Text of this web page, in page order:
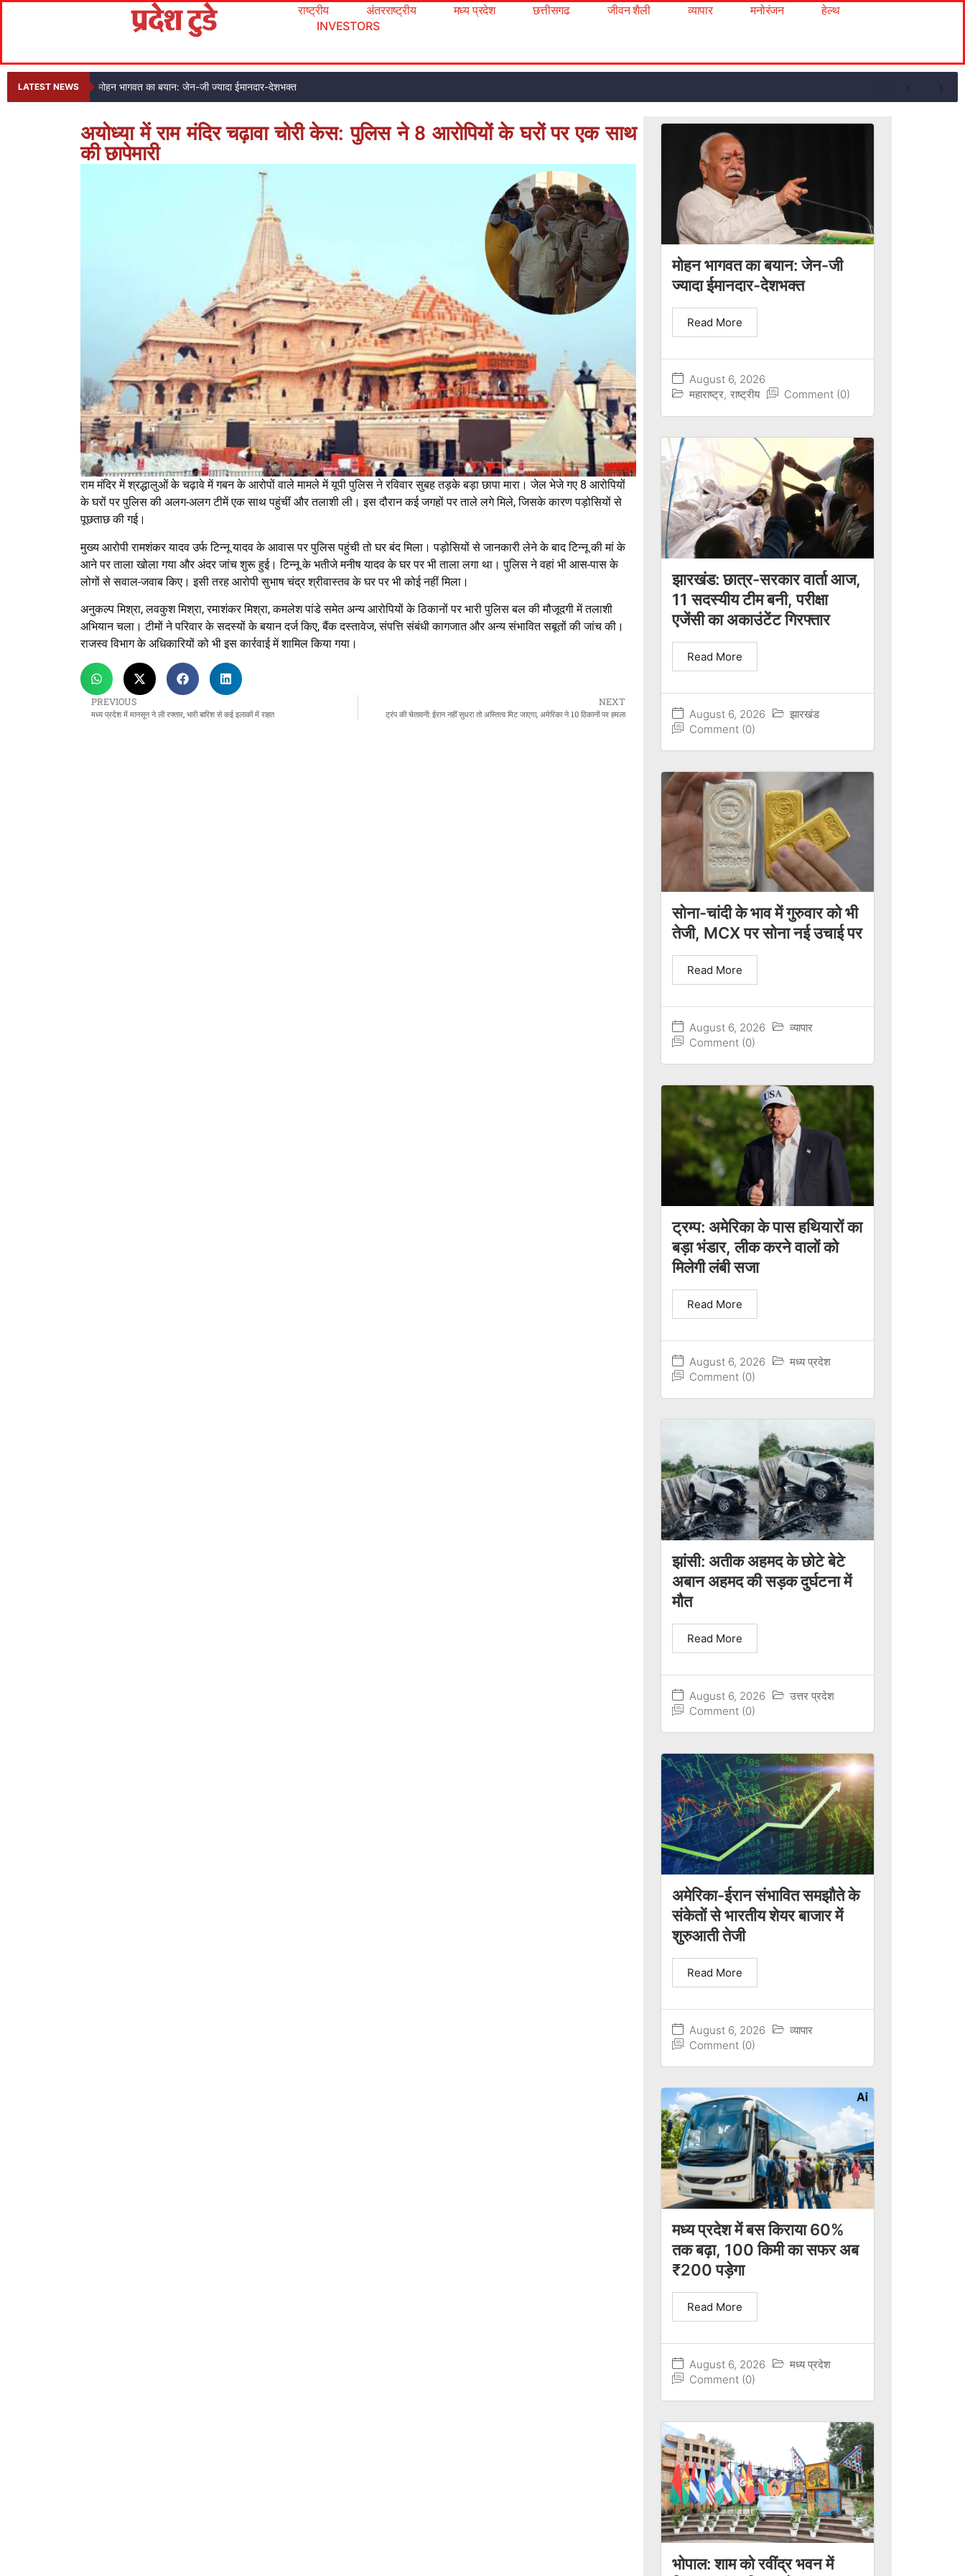
राष्ट्रीय अंतरराष्ट्रीय मध्य प्रदेश छत्तीसगढ जीवन शैली व्यापार मनोरंजन
हेल्थ
INVESTORS
LATEST NEWS मोहन भागवत का बयान: जेन-जी ज्यादा ईमानदार-देशभक्त
अयोध्या में राम मंदिर चढ़ावा चोरी केस: पुलिस ने 8 आरोपियों के घरों पर एक साथ
की छापेमारी
राम मंदिर में श्रद्धालुओं के चढ़ावे में गबन के आरोपों वाले मामले में यूपी पुलिस ने रविवार सुबह तड़के बड़ा छापा मारा। जेल भेजे गए 8 आरोपियों
के घरों पर पुलिस की अलग-अलग टीमें एक साथ पहुंचीं और तलाशी ली। इस दौरान कई जगहों पर ताले लगे मिले, जिसके कारण पड़ोसियों से
पूछताछ की गई।
मुख्य आरोपी रामशंकर यादव उर्फ टिन्नू यादव के आवास पर पुलिस पहुंची तो घर बंद मिला। पड़ोसियों से जानकारी लेने के बाद टिन्नू की मां के
आने पर ताला खोला गया और अंदर जांच शुरू हुई। टिन्नू के भतीजे मनीष यादव के घर पर भी ताला लगा था। पुलिस ने वहां भी आस-पास के
लोगों से सवाल-जवाब किए। इसी तरह आरोपी सुभाष चंद्र श्रीवास्तव के घर पर भी कोई नहीं मिला।
अनुकल्प मिश्रा, लवकुश मिश्रा, रमाशंकर मिश्रा, कमलेश पांडे समेत अन्य आरोपियों के ठिकानों पर भारी पुलिस बल की मौजूदगी में तलाशी
अभियान चला। टीमों ने परिवार के सदस्यों के बयान दर्ज किए, बैंक दस्तावेज, संपत्ति संबंधी कागजात और अन्य संभावित सबूतों की जांच की।
राजस्व विभाग के अधिकारियों को भी इस कार्रवाई में शामिल किया गया।
PREVIOUS
मध्य प्रदेश में मानसून ने ली रफ्तार, भारी बारिश से कई इलाकों में राहत
NEXT
ट्रंप की चेतावनी: ईरान नहीं सुधरा तो अस्तित्व मिट जाएगा, अमेरिका ने 10 ठिकानों पर हमला
मोहन भागवत का बयान: जेन-जी
ज्यादा ईमानदार-देशभक्त
August 6, 2026
महाराष्ट्र, राष्ट्रीय Comment (0)
Read More
झारखंड: छात्र-सरकार वार्ता आज,
11 सदस्यीय टीम बनी, परीक्षा
एजेंसी का अकाउंटेंट गिरफ्तार
August 6, 2026
झारखंड
Comment (0)
Read More
सोना-चांदी के भाव में गुरुवार को भी
तेजी, MCX पर सोना नई उचाई पर
August 6, 2026
व्यापार
Comment (0)
Read More
ट्रम्प: अमेरिका के पास हथियारों का
बड़ा भंडार, लीक करने वालों को
मिलेगी लंबी सजा
August 6, 2026
मध्य प्रदेश
Comment (0)
Read More
झांसी: अतीक अहमद के छोटे बेटे
अबान अहमद की सड़क दुर्घटना में
मौत
August 6, 2026
उत्तर प्रदेश
Comment (0)
Read More
अमेरिका-ईरान संभावित समझौते के
संकेतों से भारतीय शेयर बाजार में
शुरुआती तेजी
August 6, 2026
व्यापार
Comment (0)
Read More
मध्य प्रदेश में बस किराया 60%
तक बढ़ा, 100 किमी का सफर अब
₹200 पड़ेगा
August 6, 2026
मध्य प्रदेश
Comment (0)
Read More
भोपाल: शाम को रवींद्र भवन में